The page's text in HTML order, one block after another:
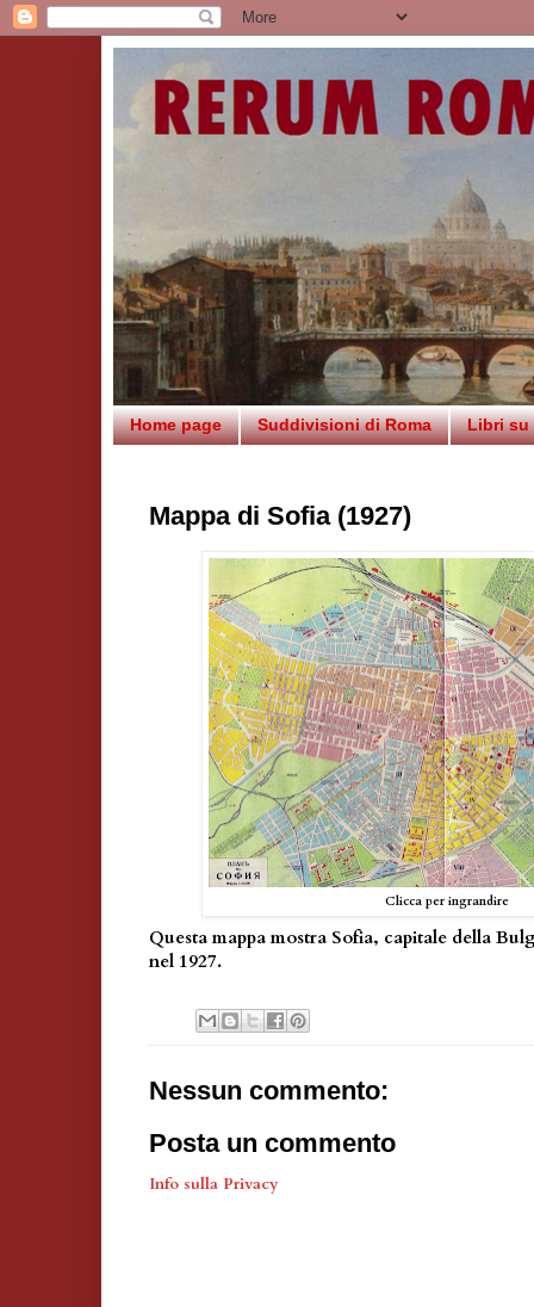
Home page Suddivisioni di Roma Libri su
Mappa di Sofia (1927)
Clicca per ingrandire
Questa mappa mostra Sofia, capitale della
nel 1927.
Nessun commento:
Posta un commento
Info sulla Privacy